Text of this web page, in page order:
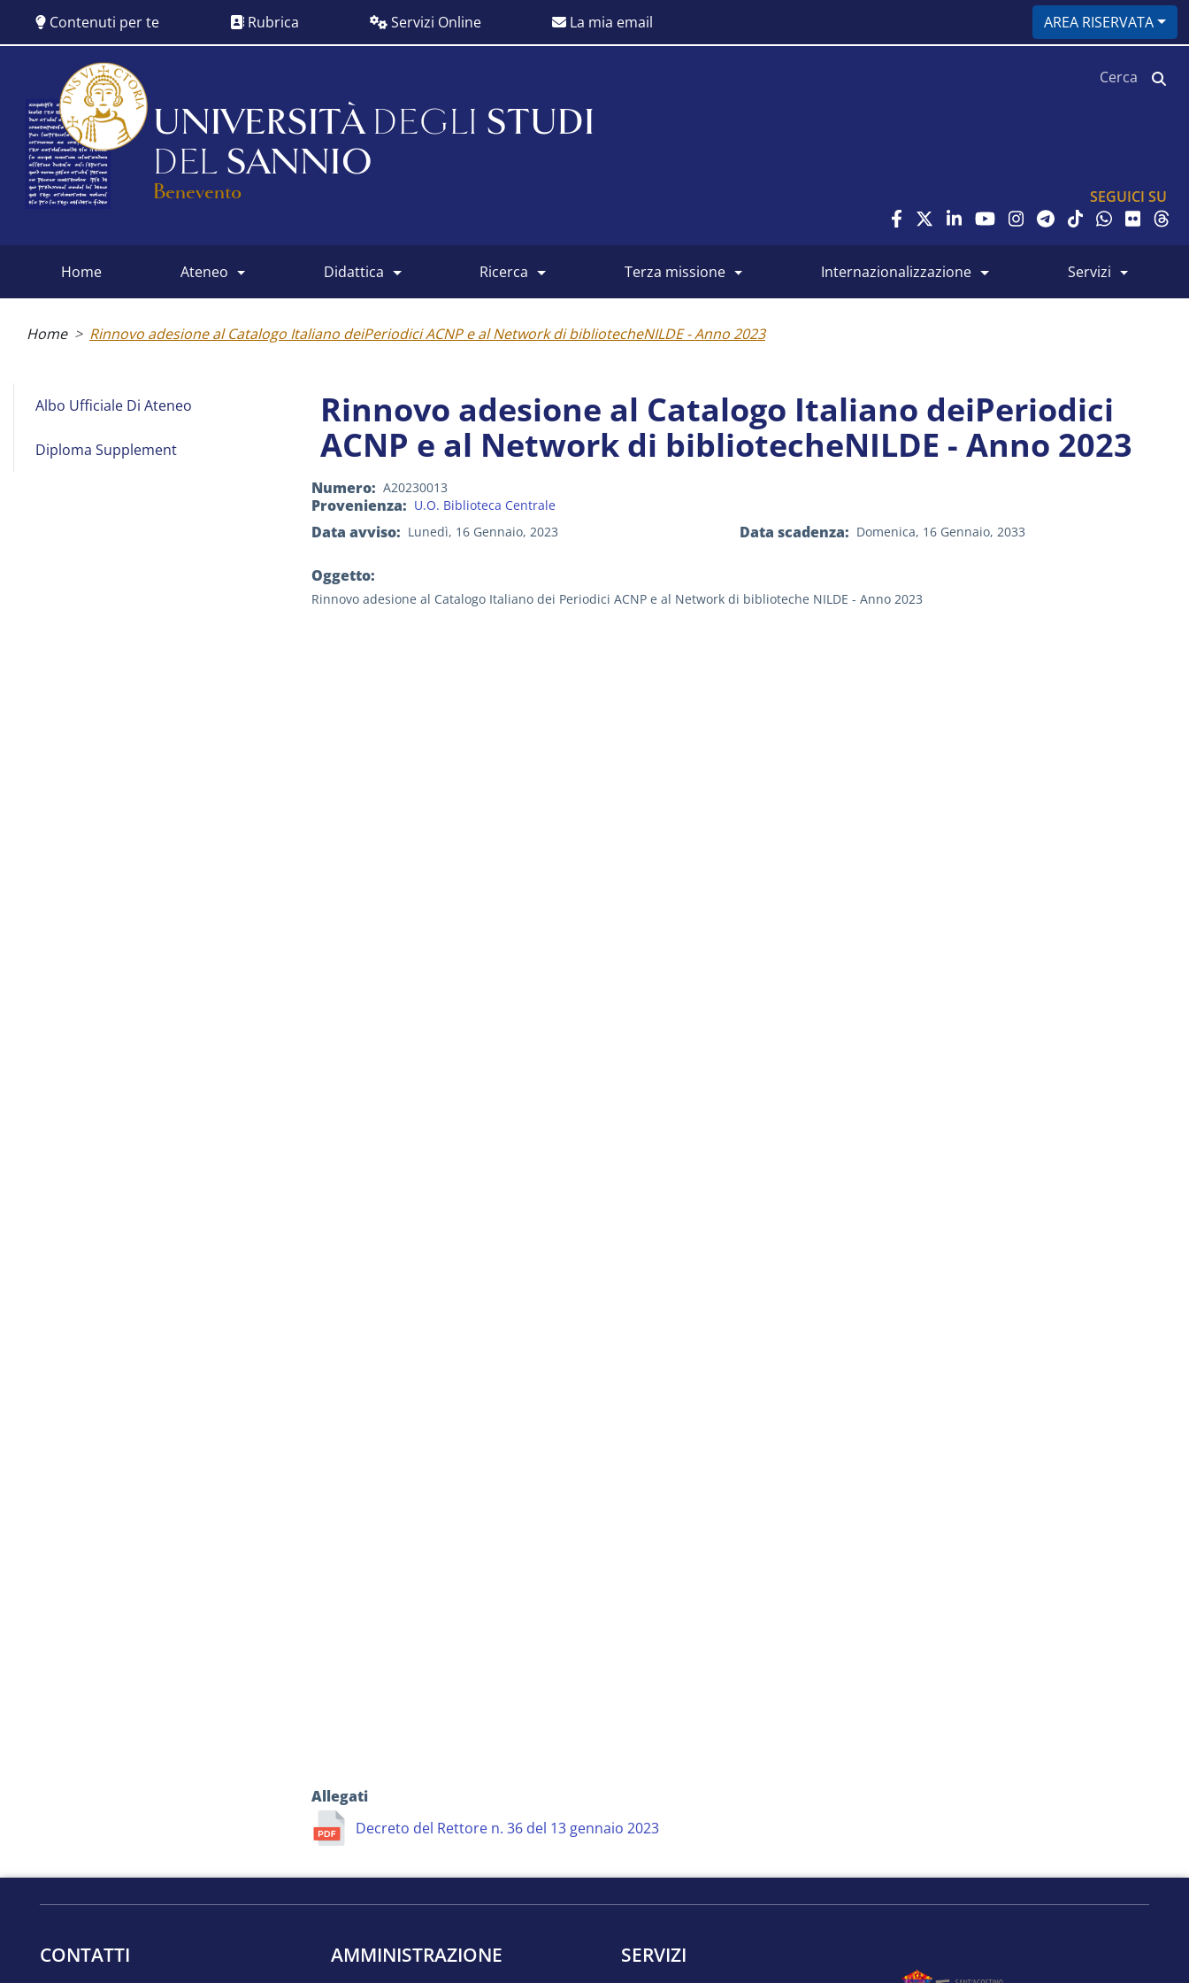
contenuto
Contenuti per te Rubrica Servizi Online La mia email AREA RISERVATA
UNIVERSITÀ DEGLI STUDI
DEL SANNIO
Benevento SEGUICI SU
menu
home ateneo didattica ricerca terza missione internazionalizzazione servizi
Home Rinnovo adesione al Catalogo Italiano deiPeriodici ACNP e al Network di bibliotecheNILDE - Anno 2023
Albo
Albo Ufficiale Di Ateneo
Diploma Supplement
Rinnovo adesione al Catalogo Italiano deiPeriodici
ACNP e al Network di bibliotecheNILDE - Anno 2023
Numero A20230013
Provenienza U.O. Biblioteca Centrale
Data avviso Lunedì, 16 Gennaio, 2023 Data scadenza Domenica, 16 Gennaio, 2033
Oggetto:
Rinnovo adesione al Catalogo Italiano dei Periodici ACNP e al Network di biblioteche NILDE - Anno 2023
Allegati
Decreto del Rettore n. 36 del 13 gennaio 2023
CONTATTI AMMINISTRAZIONE SERVIZI